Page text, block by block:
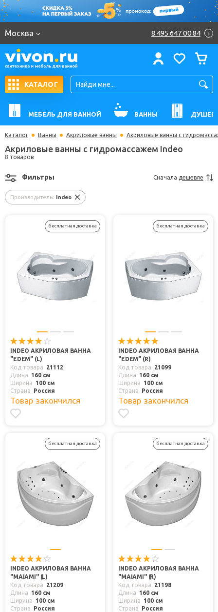
Москва 8 495 647 00 84 i
КАТАЛОГ
МЕБЕЛЬ ДЛЯ ВАННОЙ ВАННЫ
Каталог Ванны Акриловые ванны Акриловые ванны с
Акриловые ванны с гидромассажем Indeo
8 товаров
Производитель: Indeo
Фильтры Сначала дешевле
бесплатная доставка
INDEO АКРИЛОВАЯ ВАННА
"EDEM" (L)
Код товара
21112
Длина
160 см
Ширина
100 см
Страна
Россия
Товар закончился
бесплатная доставка
INDEO АКРИЛОВАЯ ВАННА
"EDEM" (R)
Код товара
21099
Длина
160 см
Ширина
100 см
Страна
Россия
Товар закончился
бесплатная доставка
INDEO АКРИЛОВАЯ ВАННА
"MAIAMI" (L)
Код товара
21209
Длина
160 см
Ширина
100 см
Страна
Россия
бесплатная доставка
INDEO АКРИЛОВАЯ ВАННА
"MAIAMI" (R)
Код товара
21198
Длина
160 см
Ширина
100 см
Страна
Россия